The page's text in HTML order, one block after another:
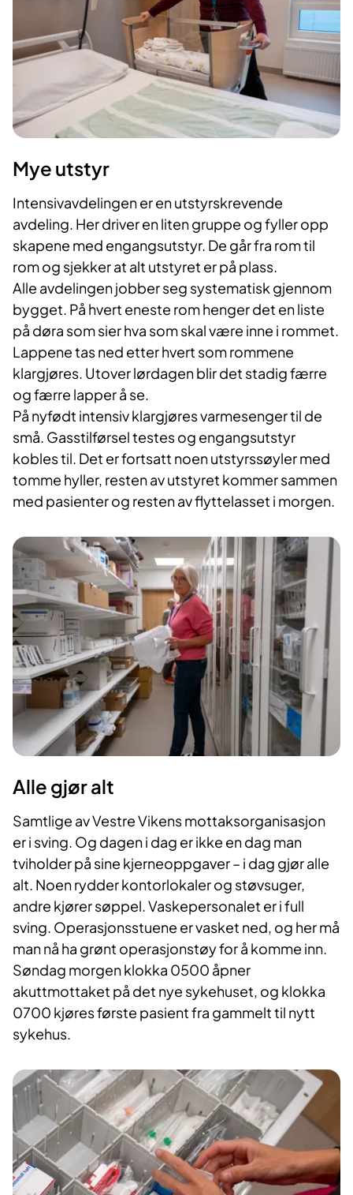
Mye utstyr
Intensivavdelingen er en utstyrskrevende
avdeling. Her driver en liten gruppe og fyller opp
skapene med engangsutstyr. De går fra rom til
rom og sjekker at alt utstyret er på plass.
Alle avdelingen jobber seg systematisk gjennom
bygget. På hvert eneste rom henger det en liste
på døra som sier hva som skal være inne i rommet.
Lappene tas ned etter hvert som rommene
klargjøres. Utover lørdagen blir det stadig færre
og færre lapper å se.
På nyfødt intensiv klargjøres varmesenger til de
små. Gasstilførsel testes og engangsutstyr
kobles til. Det er fortsatt noen utstyrssøyler med
tomme hyller, resten av utstyret kommer sammen
med pasienter og resten av flyttelasset i morgen.
Alle gjør alt
Samtlige av Vestre Vikens mottaksorganisasjon
er i sving. Og dagen i dag er ikke en dag man
tviholder på sine kjerneoppgaver – i dag gjør alle
alt. Noen rydder kontorlokaler og støvsuger,
andre kjører søppel. Vaskepersonalet er i full
sving. Operasjonsstuene er vasket ned, og her må
man nå ha grønt operasjonstøy for å komme inn.
Søndag morgen klokka 0500 åpner
akuttmottaket på det nye sykehuset, og klokka
0700 kjøres første pasient fra gammelt til nytt
sykehus.